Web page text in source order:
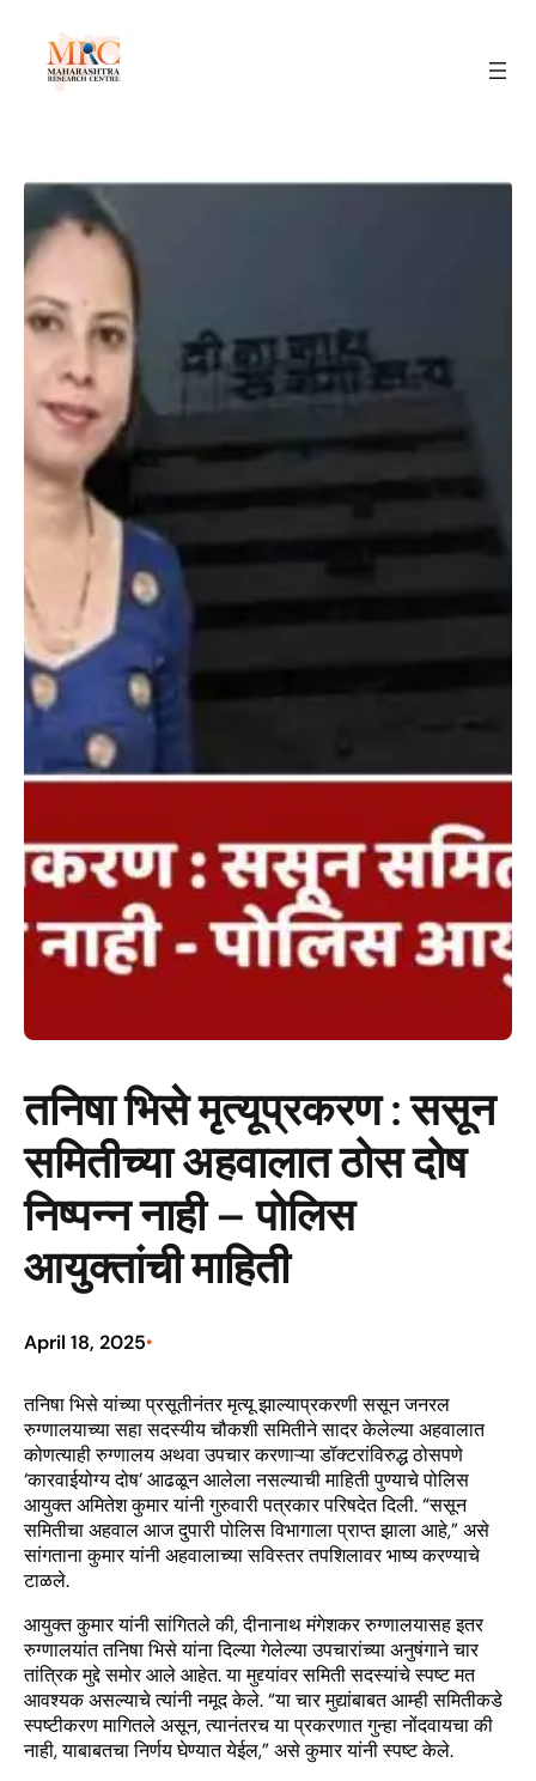
तनिषा भिसे मृत्यूप्रकरण : ससून
समितीच्या अहवालात ठोस दोष
निष्पन्न नाही – पोलिस
आयुक्तांची माहिती
April 18, 2025•
तनिषा भिसे यांच्या प्रसूतीनंतर मृत्यू झाल्याप्रकरणी ससून जनरल
रुग्णालयाच्या सहा सदस्यीय चौकशी समितीने सादर केलेल्या अहवालात
कोणत्याही रुग्णालय अथवा उपचार करणाऱ्या डॉक्टरांविरुद्ध ठोसपणे
‘कारवाईयोग्य दोष’ आढळून आलेला नसल्याची माहिती पुण्याचे पोलिस
आयुक्त अमितेश कुमार यांनी गुरुवारी पत्रकार परिषदेत दिली. “ससून
समितीचा अहवाल आज दुपारी पोलिस विभागाला प्राप्त झाला आहे,” असे
सांगताना कुमार यांनी अहवालाच्या सविस्तर तपशिलावर भाष्य करण्याचे
टाळले.
आयुक्त कुमार यांनी सांगितले की, दीनानाथ मंगेशकर रुग्णालयासह इतर
रुग्णालयांत तनिषा भिसे यांना दिल्या गेलेल्या उपचारांच्या अनुषंगाने चार
तांत्रिक मुद्दे समोर आले आहेत. या मुद्द्यांवर समिती सदस्यांचे स्पष्ट मत
आवश्यक असल्याचे त्यांनी नमूद केले. “या चार मुद्यांबाबत आम्ही समितीकडे
स्पष्टीकरण मागितले असून, त्यानंतरच या प्रकरणात गुन्हा नोंदवायचा की
नाही, याबाबतचा निर्णय घेण्यात येईल,” असे कुमार यांनी स्पष्ट केले.